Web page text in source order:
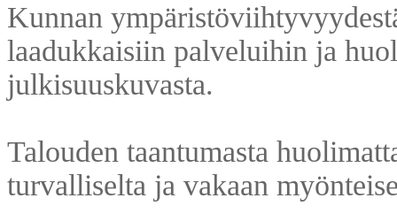
Kunnan
laadukkaisiin palveluihin ja
julkisuuskuvasta.
Talouden taantumasta
turvalliselta ja vakaan